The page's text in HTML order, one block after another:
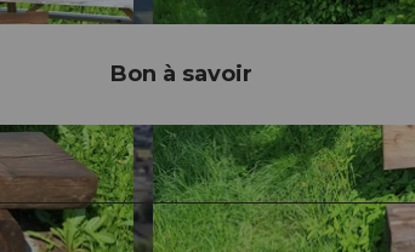
Bon à savoir